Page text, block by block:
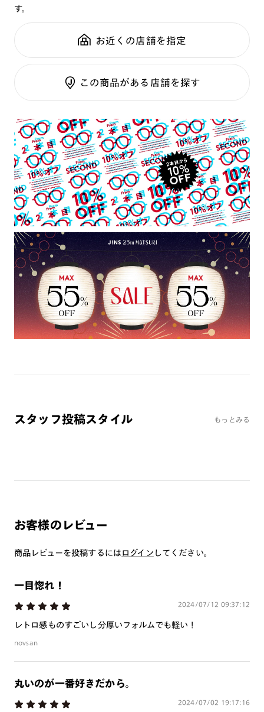
鼻パッド：
テンプル：樹脂
可視光調光SCREEN
調光レンズ
調光UVダブルカット
調光SCREEN
くもり止めレンズ
カラーレンズ：ダークカラー
カラーレンズ：ライトカラー
カラーレンズ：トレンドカラー
コンシーラーカラー
コンシーラーカラーUVダブルカット
チークカラー
偏光レンズ
アクティブレンズ
UVダブルカットレンズ
JINS VIOLET+
ミラーレンズ
※オンラインショップで作成可能なレンズはショッピングカート内で表示され
るレンズに限ります。それ以外の対応レンズについてはJINS実店舗でお取り扱
いしております。
※注文時に【度つき】→【レンズ交換券を発行】をお選びのうえ、店頭にてオ
プションレンズ代金をお支払いください。（※一部レンズ交換不可の商品を
ガネを作成できますか？
み）をご注文の場合、レンズ交換券を選択後に店舗にて度
商品とレンズ交換券が届きましたらお近くのJINS店舗へご
作成日数をいただきます。
ご注文の手順は以下をご参照ください。
画面へ
3. 「度数がわからない方・店舗でレンズ作成」を選択
全国の店舗で無料フィッティング
修理のご相談もいつでもお気軽に
ご利用ガイド
す。
お近くの店舗を指定
この商品がある店舗を探す
スタッフ投稿スタイル もっとみる
お客様のレビュー
商品レビューを投稿するにはログイン してください。
一目惚れ！
2024/07/12 09:37:12
レトロ感ものすごいし分厚いフォルムでも軽い！
novsan
丸いのが一番好きだから。
2024/07/02 19:17:16